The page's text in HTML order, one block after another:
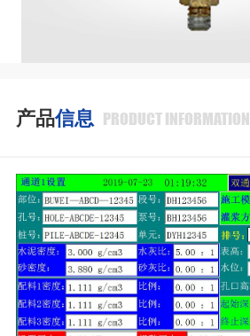
产品信息 PRODUCT INFORMATION